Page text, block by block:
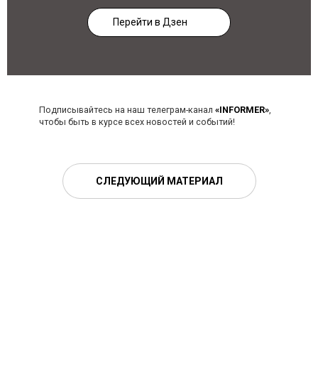
Перейти в Дзен
Подписывайтесь на наш телеграм-канал «INFORMER»,
чтобы быть в курсе всех новостей и событий!
СЛЕДУЮЩИЙ МАТЕРИАЛ